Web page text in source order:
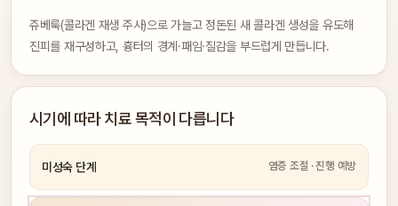
쥬베룩(콜라겐 재생 주사)으로 가늘고 정돈된 새 콜라겐 생성을 유도해
진피를 재구성하고, 흉터의 경계·패임·질감을 부드럽게 만듭니다.
시기에 따라 치료 목적이 다릅니다
미성숙 단계 염증 조절 · 진행 예방